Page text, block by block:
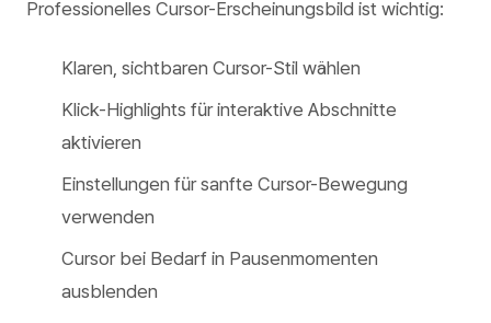
Professionelles Cursor-Erscheinungsbild ist wichtig:
Klaren, sichtbaren Cursor-Stil wählen
Klick-Highlights für interaktive Abschnitte
aktivieren
Einstellungen für sanfte Cursor-Bewegung
verwenden
Cursor bei Bedarf in Pausenmomenten
ausblenden